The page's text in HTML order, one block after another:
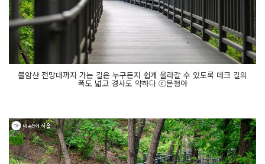
불암산 전망대까지 가는 길은 누구든지 쉽게 올라갈 수 있도록 데크 길의
폭도 넓고 경사도 약하다 ⓒ문청야